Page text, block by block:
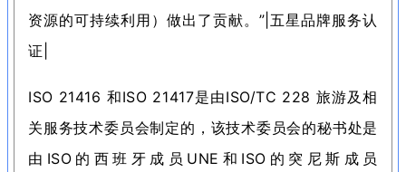
资源的可持续利用）做出了贡献。 ”|五星品牌服务认
证|
ISO 21416 和ISO 21417是由ISO/TC 228 旅游及相
关服务技术委员会制定的，该技术委员会的秘书处是
由ISO的西班牙成员UNE和ISO的突尼斯成员